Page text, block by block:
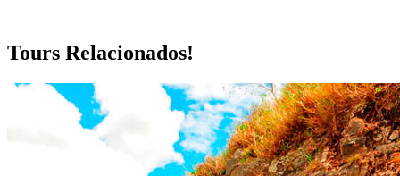
Tours Relacionados!